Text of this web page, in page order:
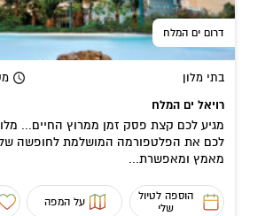
דרום ים המלח
בתי מלון
רויאל ים המלח
מגיע לכם קצת פסק זמן ממרוץ החיים...
לכם את הפלטפורמה המושלמת לחופשה
מאמץ ומאפשרת...
הוספה לטיול
שלי
על המפה